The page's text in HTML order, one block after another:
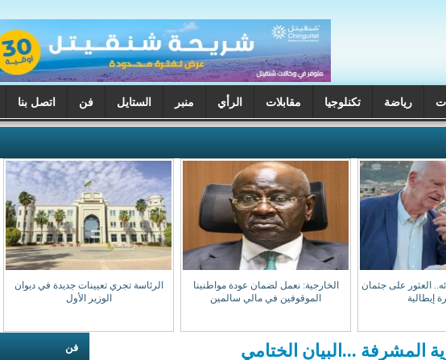
رياضة تكنلوجيا مقابلات الرأي منبر الستايل فن اتصل بنا
العثور على جثمان
إيطالية
الخارجية: نعمل لضمان عودة مواطنينا
الموقوفين في مالي سالمين
الرئاسة تجري تعيينات جديدة في ديوان
الوزير الأول
فن المشرفة ...البيان الختامي